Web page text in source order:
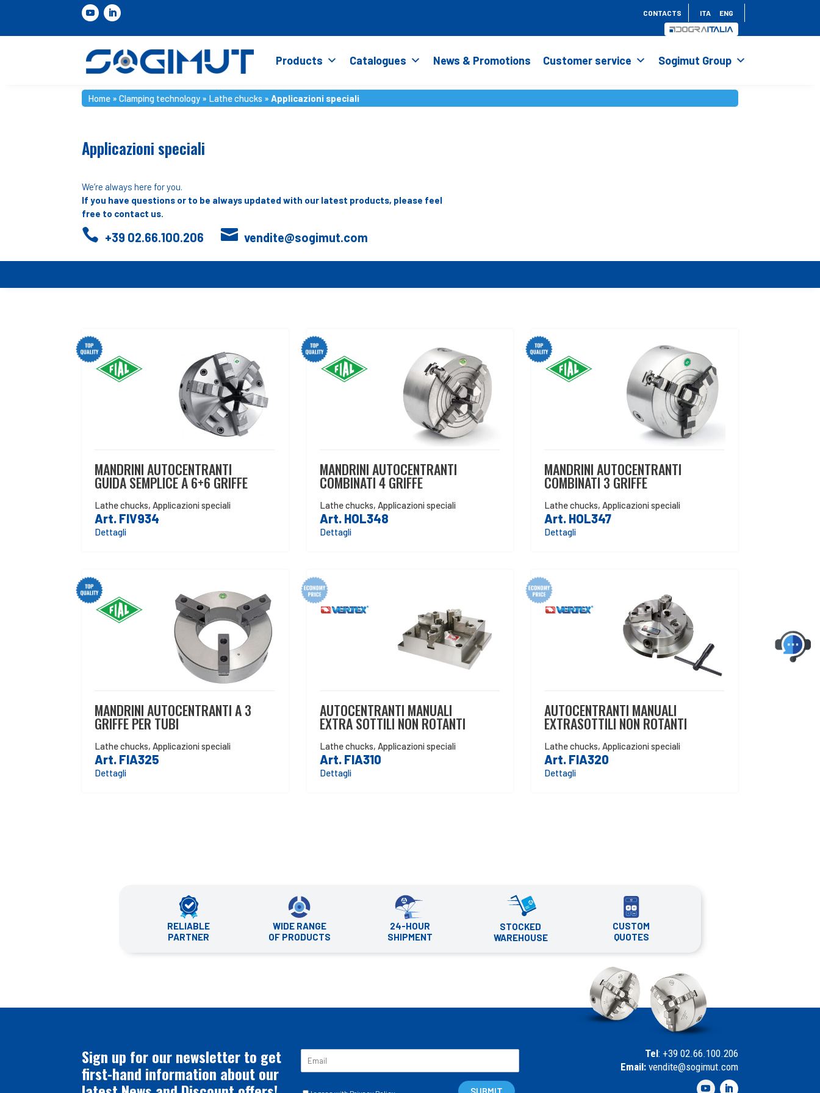
CONTACTS ITA ENG
Products Catalogues News & Promotions Customer service Sogimut Group
Home »Clamping technology » Lathe chucks »Applicazioni speciali
Applicazioni speciali
We’re always here for you.
If you have questions or to be always updated with our latest products, please feel
free to contact us.
 +39 02.66.100.206  vendite@sogimut.com
MANDRINI AUTOCENTRANTI
GUIDA SEMPLICE A 6+6 GRIFFE
Lathe chucks, Applicazioni speciali
Art. FIV934
Dettagli
MANDRINI AUTOCENTRANTI
COMBINATI 4 GRIFFE
Lathe chucks, Applicazioni speciali
Art. HOL348
Dettagli
MANDRINI AUTOCENTRANTI
COMBINATI 3 GRIFFE
Lathe chucks, Applicazioni speciali
Art. HOL347
Dettagli
MANDRINI AUTOCENTRANTI A 3
GRIFFE PER TUBI
Lathe chucks, Applicazioni speciali
Art. FIA325
Dettagli
AUTOCENTRANTI MANUALI
EXTRA SOTTILI NON ROTANTI
Lathe chucks, Applicazioni speciali
Art. FIA310
Dettagli
AUTOCENTRANTI MANUALI
EXTRASOTTILI NON ROTANTI
Lathe chucks, Applicazioni speciali
Art. FIA320
Dettagli
RELIABLE
PARTNER
WIDE RANGE
OF PRODUCTS
24-HOUR
SHIPMENT
STOCKED
WAREHOUSE
CUSTOM
QUOTES
Sign up for our newsletter to get
first-hand information about our
C
Tel: +39 02.66.100.206
Email:vendite@sogimut.com